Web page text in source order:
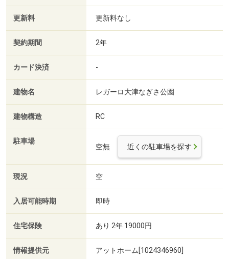
更新料 更新料なし
契約期間 2年
カード決済 -
建物名 レガーロ大津なぎさ公園
建物構造 RC
駐車場
空無 近くの駐車場を探す
現況 空
入居可能時期 即時
住宅保険 あり 2年 19000円
情報提供元 アットホーム[1024346960]